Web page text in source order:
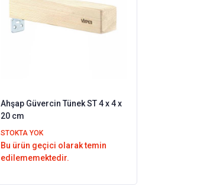
Ahşap Güvercin Tünek ST 4 x 4 x
20 cm
STOKTA YOK
Bu ürün geçici olarak temin
edilememektedir.